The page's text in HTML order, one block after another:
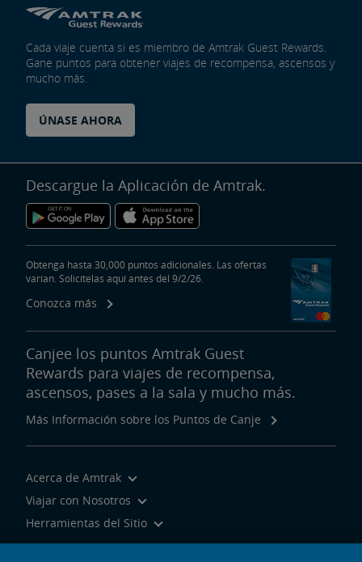
Cada viaje cuenta si es miembro de Amtrak Guest Rewards.
Gane puntos para obtener viajes de recompensa, ascensos y
mucho más.
ÚNASE AHORA
Descargue la Aplicación de Amtrak.
Conozca más
Canjee los puntos Amtrak Guest
Más Información sobre los Puntos de Canje